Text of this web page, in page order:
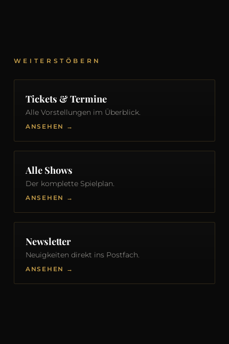
WEITERSTÖBERN
Tickets & Termine
Alle Vorstellungen im Überblick.
ANSEHEN →
Alle Shows
Der komplette Spielplan.
ANSEHEN →
Newsletter
Neuigkeiten direkt ins Postfach.
ANSEHEN →